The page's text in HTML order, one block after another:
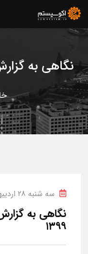
نگاهی به
سه شنبه 28 اردیبهشت 1400
نگاهی به
۱۳۹۹